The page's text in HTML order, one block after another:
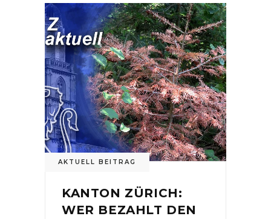
AKTUELL BEITRAG
KANTON ZÜRICH:
WER BEZAHLT DEN